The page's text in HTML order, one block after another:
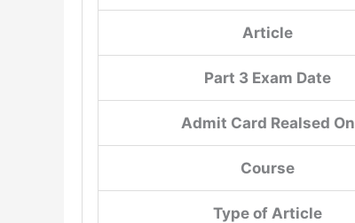
Article
Part 3 Exam Date
Admit Card Realsed On
Course
Type of Article